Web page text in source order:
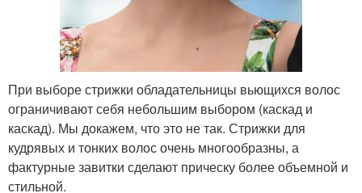
При выборе стрижки обладательницы вьющихся волос
ограничивают себя небольшим выбором (каскад и
каскад). Мы докажем, что это не так. Стрижки для
кудрявых и тонких волос очень многообразны, а
фактурные завитки сделают прическу более объемной и
стильной.